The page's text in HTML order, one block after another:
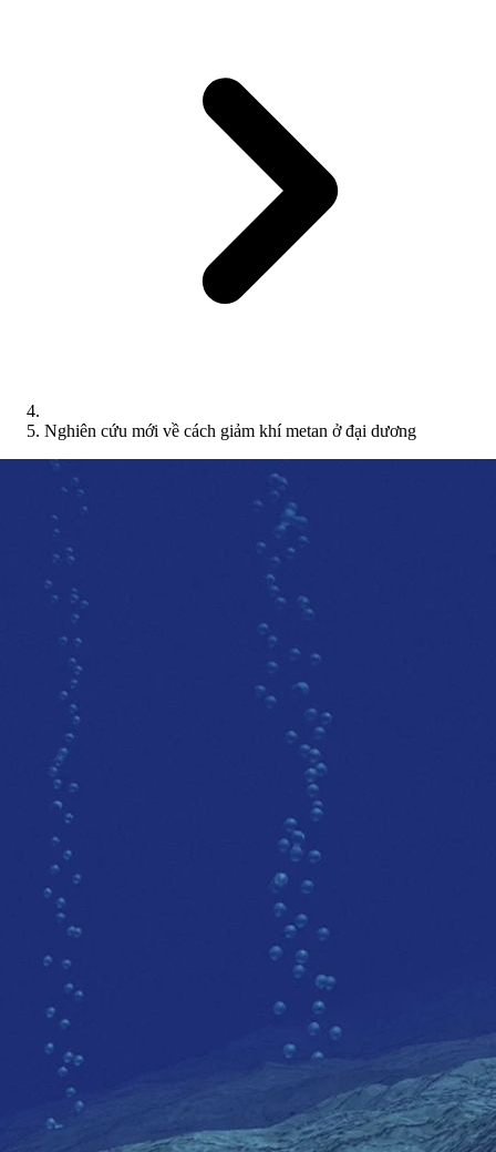
Nghiên cứu mới về cách giảm khí metan ở đại dương